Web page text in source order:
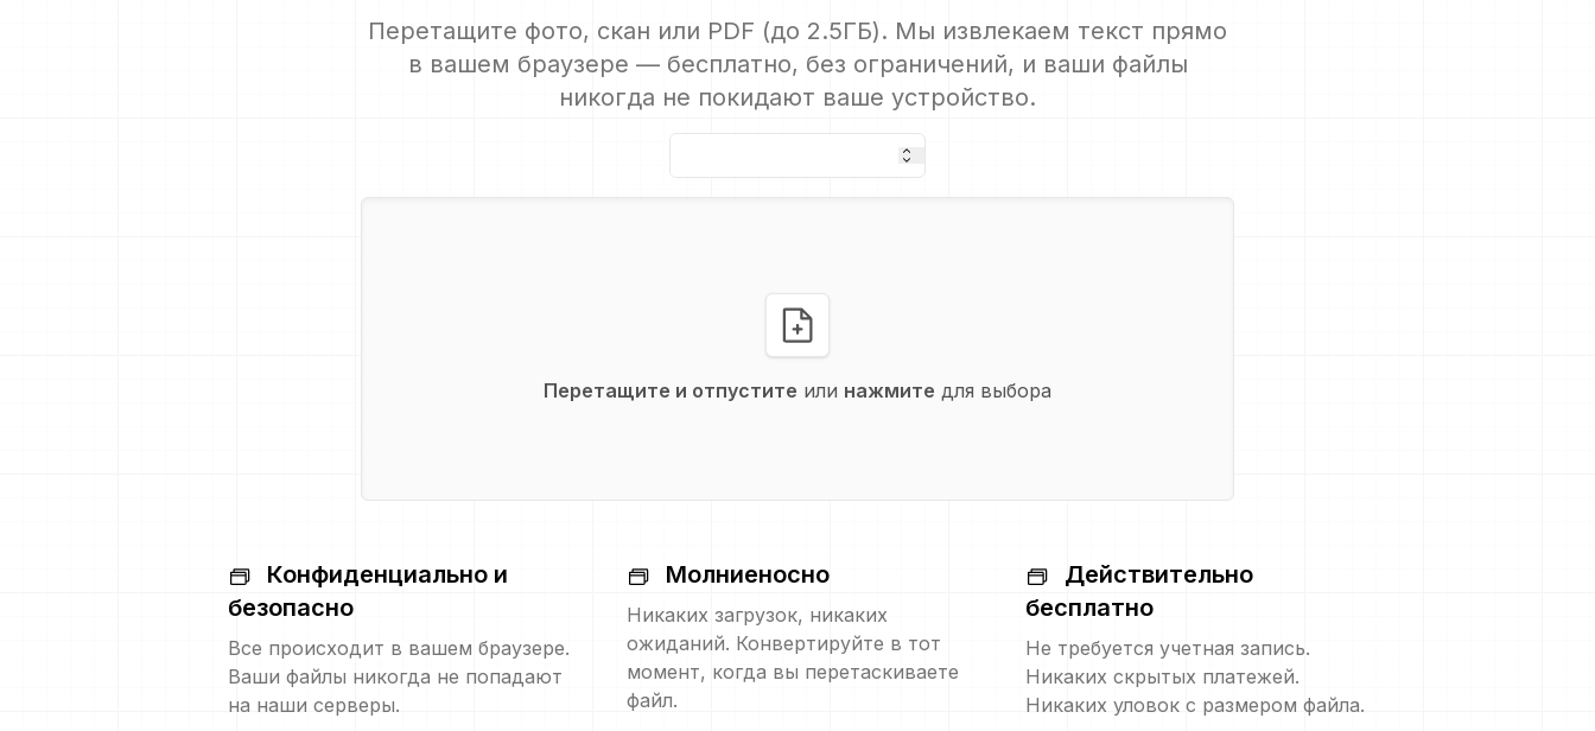
Перетащите фото, скан или PDF (до 2.5ГБ). Мы извлекаем текст прямо
в вашем браузере — бесплатно, без ограничений, и ваши файлы
никогда не покидают ваше устройство.
Перетащите и отпустите или нажмите для выбора
Конфиденциально и
безопасно
Все происходит в вашем браузере.
Ваши файлы никогда не попадают
на наши серверы.
Молниеносно
Никаких загрузок, никаких
ожиданий. Конвертируйте в тот
момент, когда вы перетаскиваете
файл.
Действительно
бесплатно
Не требуется учетная запись.
Никаких скрытых платежей.
Никаких уловок с размером файла.